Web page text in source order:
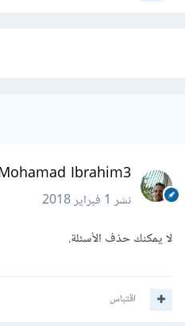
Mohamad Ibrahim3
نشر1 فبراير 2018
لا يمكنك حذف الأسئلة.
اقتباس